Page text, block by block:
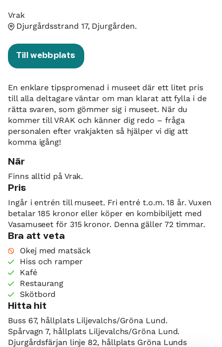
Vrak
Djurgårdsstrand 17, Djurgården.
Till webbplats
En enklare tipspromenad i museet där ett litet pris
till alla deltagare väntar om man klarat att fylla i de
rätta svaren, som gömmer sig i museet. När du
kommer till VRAK och känner dig redo – fråga
personalen efter vrakjakten så hjälper vi dig att
komma igång!
När
Finns alltid på Vrak.
Pris
Ingår i entrén till museet. Fri entré t.o.m. 18 år. Vuxen
betalar 185 kronor eller köper en kombibiljett med
Vasamuseet för 315 kronor. Denna gäller 72 timmar.
Bra att veta
Okej med matsäck
Hiss och ramper
Kafé
Restaurang
Skötbord
Hitta hit
Buss 67, hållplats Liljevalchs/Gröna Lund.
Spårvagn 7, hållplats Liljevalchs/Gröna Lund.
Djurgårdsfärjan linje 82, hållplats Gröna Lunds